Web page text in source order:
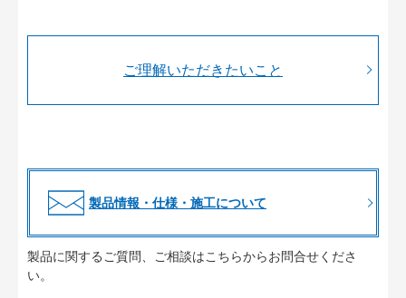
ご理解いただきたいこと
製品情報・仕様・施工について
製品に関するご質問、ご相談はこちらからお問合せくださ
い。